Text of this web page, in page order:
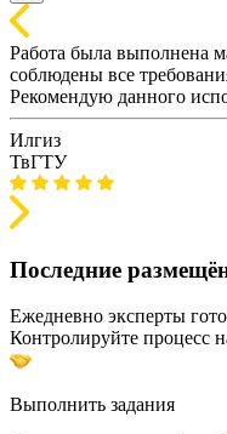
Работа была выполнена
соблюдены все
Рекомендую данного
Илгиз
ТвГТУ
Последние
Ежедневно эксперты
Контролируйте процесс
Выполнить задания